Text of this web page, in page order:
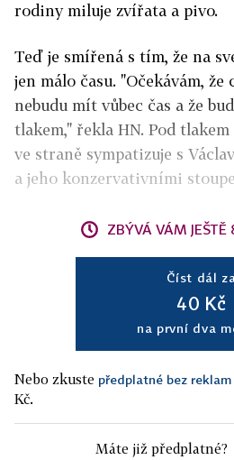
rodiny miluje zvířata a pivo.
Teď je smířená s tím, že na
jen málo času. "Očekávám,
nebudu mít vůbec čas a že
tlakem," řekla HN. Pod
ve straně sympatizuje s
a jeho konzervativními
ZBÝVÁ VÁM
Číst dál za
40 Kč
na první dva
Nebo zkuste předplatné bez
Kč.
Máte již předplatné?